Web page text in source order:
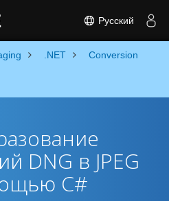
Русский
.NET Conversion
DNG в JPEG
C#